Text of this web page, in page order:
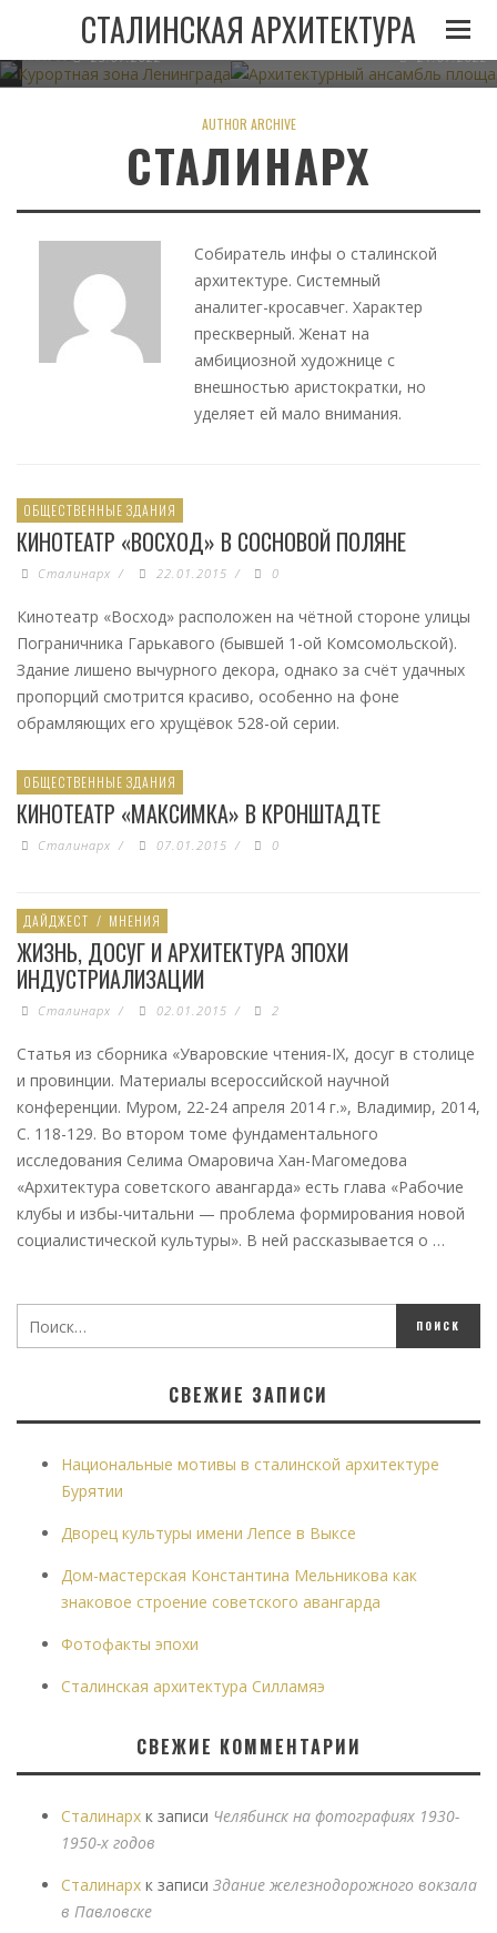
СТАЛИНСКАЯ АРХИТЕКТУРА
05.11.2022
ЛЕНИНГРАДА ПРИ
СТАЛИНЕ
23.07.2022
АРХИТЕКТУРНЫЙ АНСАМБЛЬ
В МИНСКЕ
21.07.2022
AUTHOR ARCHIVE
СТАЛИНАРХ
Собиратель инфы о сталинской
архитектуре. Системный
аналитег-кросавчег. Характер
прескверный. Женат на
амбициозной художнице с
внешностью аристократки, но
уделяет ей мало внимания.
ОБЩЕСТВЕННЫЕ ЗДАНИЯ
КИНОТЕАТР «ВОСХОД» В СОСНОВОЙ ПОЛЯНЕ
Сталинарх / 22.01.2015 / 0
Кинотеатр «Восход» расположен на чётной стороне улицы
Пограничника Гарькавого (бывшей 1-ой Комсомольской).
Здание лишено вычурного декора, однако за счёт удачных
пропорций смотрится красиво, особенно на фоне
обрамляющих его хрущёвок 528-ой серии.
ОБЩЕСТВЕННЫЕ ЗДАНИЯ
КИНОТЕАТР «МАКСИМКА» В КРОНШТАДТЕ
Сталинарх / 07.01.2015 / 0
ДАЙДЖЕСТ / МНЕНИЯ
ЖИЗНЬ, ДОСУГ И АРХИТЕКТУРА ЭПОХИ
ИНДУСТРИАЛИЗАЦИИ
Сталинарх / 02.01.2015 / 2
Статья из сборника «Уваровские чтения-IХ, досуг в столице
и провинции. Материалы всероссийской научной
конференции. Муром, 22-24 апреля 2014 г.», Владимир, 2014,
С. 118-129. Во втором томе фундаментального
исследования Селима Омаровича Хан-Магомедова
«Архитектура советского авангарда» есть глава «Рабочие
клубы и избы-читальни — проблема формирования новой
социалистической культуры». В ней рассказывается о …
СВЕЖИЕ ЗАПИСИ
Национальные мотивы в сталинской архитектуре
Бурятии
Дворец культуры имени Лепсе в Выксе
Дом-мастерская Константина Мельникова как
знаковое строение советского авангарда
Фотофакты эпохи
Сталинская архитектура Силламяэ
СВЕЖИЕ КОММЕНТАРИИ
Сталинарх к записи Челябинск на фотографиях 1930-
1950-х годов
Сталинарх к записи Здание железнодорожного вокзала
в Павловске